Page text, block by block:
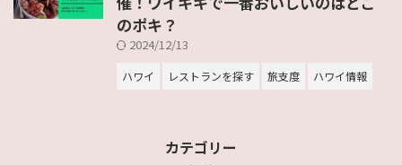
のポキ？
2024/12/13
ハワイ レストランを探す 旅支度 ハワイ情報
カテゴリー